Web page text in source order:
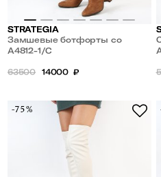
STRATEGIA
Замшевые ботфорты со
стрейч голенищем
A4812-1/C
63500 14000 ₽
-75%